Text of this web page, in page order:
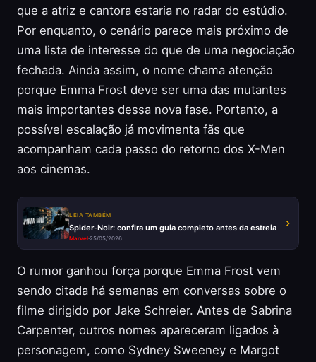
que a atriz e cantora estaria no radar do estúdio.
Por enquanto, o cenário parece mais próximo de
uma lista de interesse do que de uma negociação
fechada. Ainda assim, o nome chama atenção
porque Emma Frost deve ser uma das mutantes
mais importantes dessa nova fase. Portanto, a
possível escalação já movimenta fãs que
acompanham cada passo do retorno dos X-Men
aos cinemas.
LEIA TAMBÉM
Spider-Noir: confira um guia completo antes da estreia
Marvel·25/05/2026
O rumor ganhou força porque Emma Frost vem
sendo citada há semanas em conversas sobre o
filme dirigido por Jake Schreier. Antes de Sabrina
Carpenter, outros nomes apareceram ligados à
personagem, como Sydney Sweeney e Margot